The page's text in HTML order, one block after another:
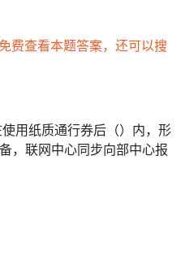
费查看本题答案，还可以搜
用纸质通行券后（）内，形
，联网中心同步向部中心报